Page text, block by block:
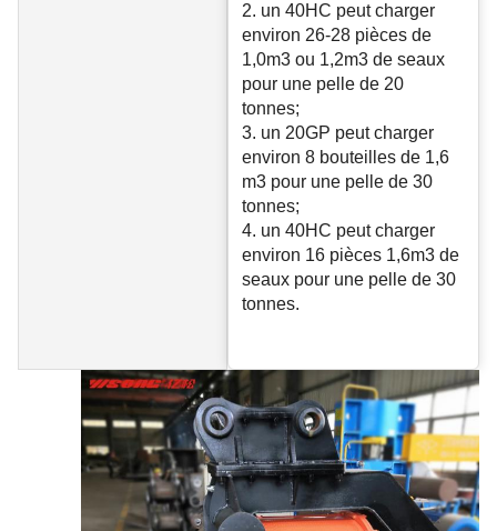
2. un 40HC peut charger
environ 26-28 pièces de
1,0m3 ou 1,2m3 de seaux
pour une pelle de 20
tonnes;
3. un 20GP peut charger
environ 8 bouteilles de 1,6
m3 pour une pelle de 30
tonnes;
4. un 40HC peut charger
environ 16 pièces 1,6m3 de
seaux pour une pelle de 30
tonnes.